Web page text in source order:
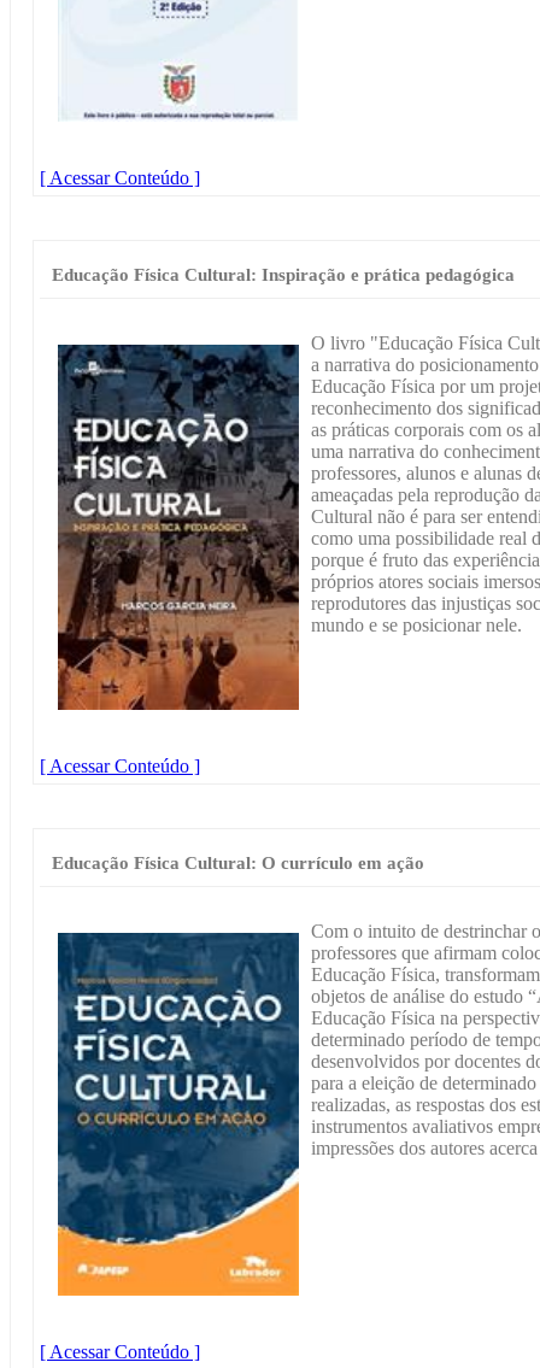
[ Acessar Conteúdo ]
Educação Física Cultural: Inspiração e prática pedagógica
O livro "Educação Física
a narrativa do
Educação Física por um
reconhecimento dos
as práticas corporais com os
uma narrativa do
professores, alunos e alunas
ameaçadas pela reprodução
Cultural não é para ser
como uma possibilidade real
porque é fruto das
próprios atores sociais
reprodutores das injustiças
mundo e se posicionar nele.
[ Acessar Conteúdo ]
Educação Física Cultural: O currículo em ação
Com o intuito de destrinchar
professores que afirmam
Educação Física,
objetos de análise do estudo
Educação Física na
determinado período de
desenvolvidos por docentes
para a eleição de
realizadas, as respostas dos
instrumentos avaliativos
impressões dos autores
[ Acessar Conteúdo ]